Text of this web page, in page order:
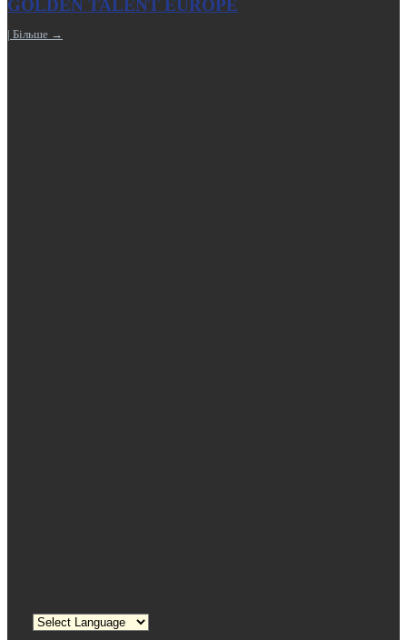
GOLDEN TALENT EUROPE
| Більше →